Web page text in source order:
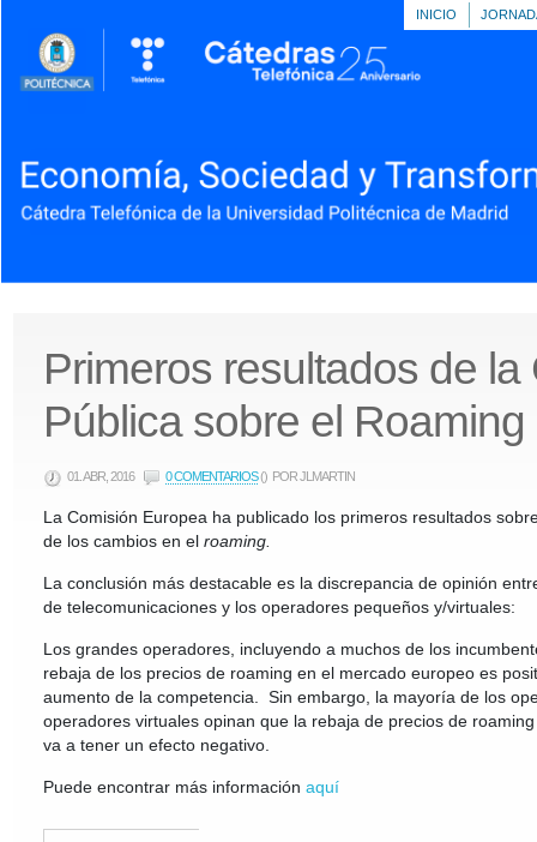
INICIO
Primeros resultados de la
Pública sobre el Roaming
01. ABR, 2016 0 COMENTARIOS() POR JLMARTIN
La Comisión Europea ha publicado los primeros resultados
de los cambios en el roaming.
La conclusión más destacable es la discrepancia de opinión
de telecomunicaciones y los operadores pequeños y/virtuales:
Los grandes operadores, incluyendo a muchos de los
rebaja de los precios de roaming en el mercado europeo es
aumento de la competencia. Sin embargo, la mayoría de los
operadores virtuales opinan que la rebaja de precios de
va a tener un efecto negativo.
Puede encontrar más información aquí